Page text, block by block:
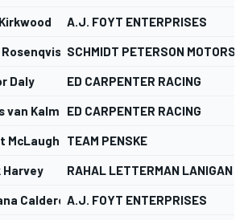
A.J. FOYT ENTERPRISES
SCHMIDT PETERSON
Daly ED CARPENTER RACING
van KalmthoutED CARPENTER RACING
McLaughlinTEAM PENSKE
Harvey RAHAL LETTERMAN LANIGAN
CalderónA.J. FOYT ENTERPRISES